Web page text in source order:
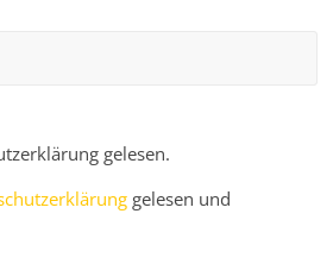
gelesen.
gelesen und